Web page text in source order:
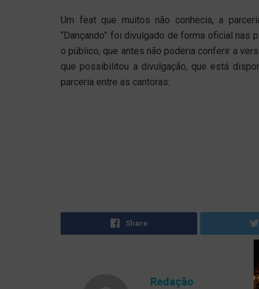
Um feat que muitos não conhecia, a
“Dançando” foi divulgado de forma oficial nas
o público, que antes não poderia conferir a
que possibilitou a divulgação, que está
parceria entre as cantoras:
Share
Redação